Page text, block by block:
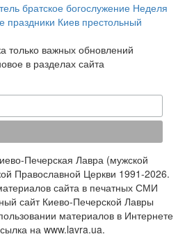
братское богослужение Неделя
праздники Киев престольный
только важных обновлений
в разделах сайта
Печерская Лавра (мужской
Православной Церкви 1991-2026.
сайта в печатных СМИ
сайт Киево-Печерской Лавры
материалов в Интернете
на www.lavra.ua.